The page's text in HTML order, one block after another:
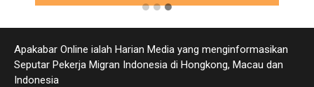
Apakabar Online ialah Harian Media yang menginformasikan
Seputar Pekerja Migran Indonesia di Hongkong, Macau dan
Indonesia